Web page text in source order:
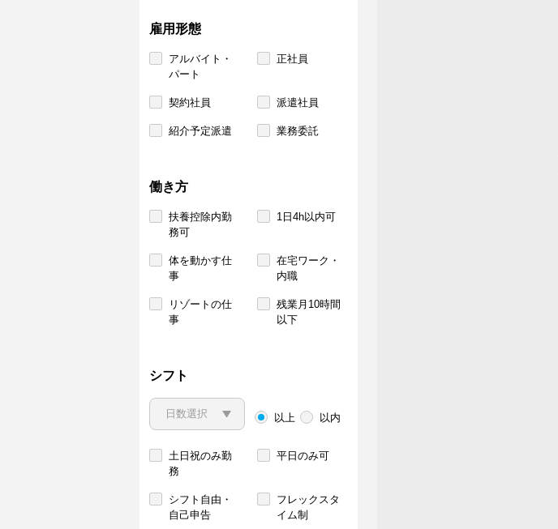
雇用形態
アルバイト・
パート
正社員
契約社員 派遣社員
紹介予定派遣 業務委託
働き方
扶養控除内勤
務可
1日4h以内可
体を動かす仕
事
在宅ワーク・
内職
リゾートの仕
事
残業月10時間
以下
シフト
以上 以内
土日祝のみ勤
務
平日のみ可
シフト自由・
自己申告
フレックスタ
イム制